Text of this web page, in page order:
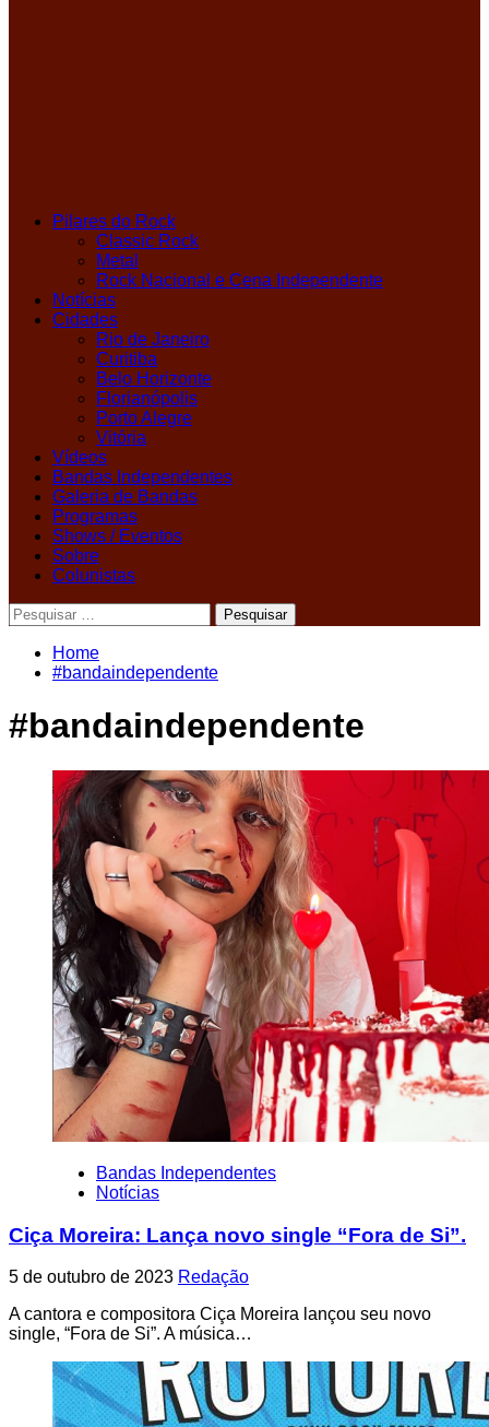
Pilares do Rock
Classic Rock
Metal
Rock Nacional e Cena Independente
Notícias
Cidades
Rio de Janeiro
Curitiba
Belo Horizonte
Florianópolis
Porto Alegre
Vitória
Vídeos
Bandas Independentes
Galeria de Bandas
Programas
Shows / Eventos
Sobre
Colunistas
Pesquisar
por:
Home
#bandaindependente
#bandaindependente
Bandas Independentes
Notícias
Ciça Moreira: Lança novo single “Fora de Si”.
5 de outubro de 2023 Redação
A cantora e compositora Ciça Moreira lançou seu novo
single, “Fora de Si”. A música…